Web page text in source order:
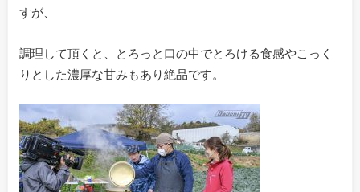
すが、
調理して頂くと、とろっと口の中でとろける食感やこっく
りとした濃厚な甘みもあり絶品です。